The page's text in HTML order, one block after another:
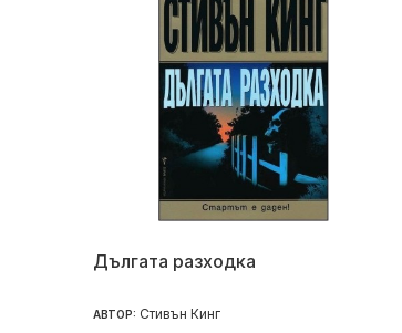
Дългата разходка
АВТОР: Стивън Кинг